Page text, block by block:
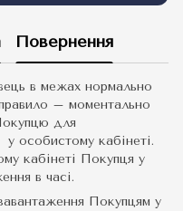
Повернення
в межах нормально
– моментально
для
у особистому кабінеті.
кабінеті Покупця у
в часі.
Покупцям у